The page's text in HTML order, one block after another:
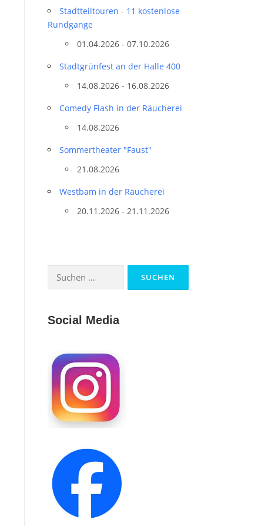
Stadtteil­touren - 11 kostenlose
Rundgänge
01.04.2026 - 07.10.2026
Stadtgrünfest an der Halle 400
14.08.2026 - 16.08.2026
Comedy Flash in der Räucherei
14.08.2026
Sommertheater "Faust"
21.08.2026
Westbam in der Räucherei
20.11.2026 - 21.11.2026
Suchen
Social Media